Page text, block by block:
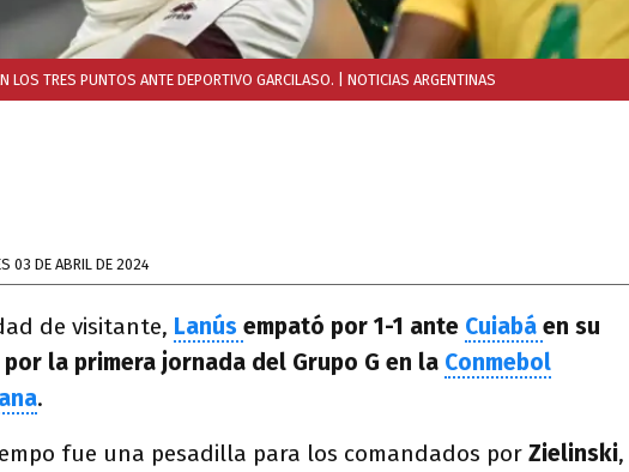
LOS TRES PUNTOS ANTE DEPORTIVO GARCILASO. | NOTICIAS ARGENTINAS
03 DE ABRIL DE 2024
de visitante, Lanús empató por 1-1 ante Cuiabá en su
la primera jornada del Grupo G en la Conmebol
.
fue una pesadilla para los comandados por Zielinski,